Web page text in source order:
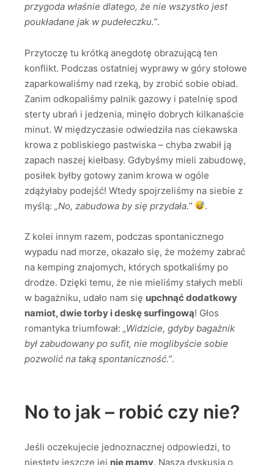
przygoda właśnie dlatego, że nie wszystko jest
poukładane jak w pudełeczku.”.
Przytoczę tu krótką anegdotę obrazującą ten
konflikt. Podczas ostatniej wyprawy w góry stołowe
zaparkowaliśmy nad rzeką, by zrobić sobie obiad.
Zanim odkopaliśmy palnik gazowy i patelnię spod
sterty ubrań i jedzenia, minęło dobrych kilkanaście
minut. W międzyczasie odwiedziła nas ciekawska
krowa z pobliskiego pastwiska – chyba zwabił ją
zapach naszej kiełbasy. Gdybyśmy mieli zabudowę,
posiłek byłby gotowy zanim krowa w ogóle
zdążyłaby podejść! Wtedy spojrzeliśmy na siebie z
myślą: „No, zabudowa by się przydała.” .
Z kolei innym razem, podczas spontanicznego
wypadu nad morze, okazało się, że możemy zabrać
na kemping znajomych, których spotkaliśmy po
drodze. Dzięki temu, że nie mieliśmy stałych mebli
w bagażniku, udało nam się upchnąć dodatkowy
namiot, dwie torby i deskę surfingową! Głos
romantyka triumfował: „Widzicie, gdyby bagażnik
był zabudowany po sufit, nie moglibyście sobie
pozwolić na taką spontaniczność.”.
No to jak – robić czy nie?
Jeśli oczekujecie jednoznacznej odpowiedzi, to
niestety jeszcze jej nie mamy. Nasza dyskusja o